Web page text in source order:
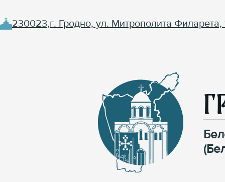
230023,г. Гродно, ул. Митрополита Филарета,